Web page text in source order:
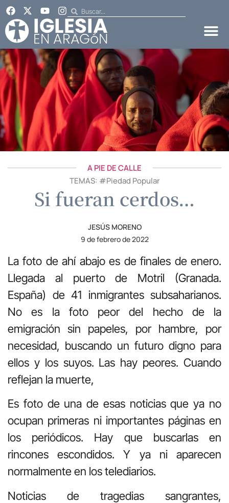
A PIE DE CALLE
TEMAS: #Piedad Popular
Si fueran cerdos…
JESÚS MORENO
9 de febrero de 2022
La foto de ahí abajo es de finales de enero.
Llegada al puerto de Motril (Granada.
España) de 41 inmigrantes subsaharianos.
No es la foto peor del hecho de la
emigración sin papeles, por hambre, por
necesidad, buscando un futuro digno para
ellos y los suyos. Las hay peores. Cuando
reflejan la muerte,
Es foto de una de esas noticias que ya no
ocupan primeras ni importantes páginas en
los periódicos. Hay que buscarlas en
rincones escondidos. Y ya ni aparecen
normalmente en los telediarios.
Noticias de tragedias sangrantes,